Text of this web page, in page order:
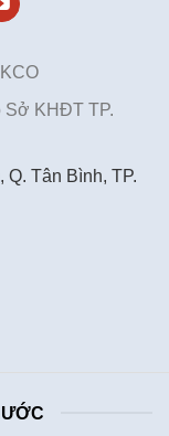
Sở KHĐT TP.
Q. Tân Bình, TP.